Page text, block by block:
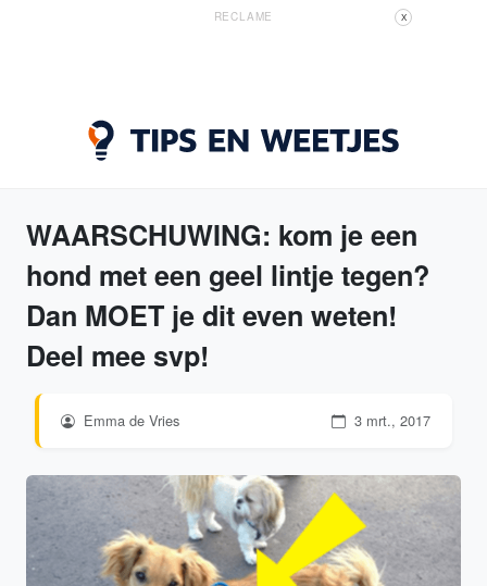
RECLAME X
WAARSCHUWING: kom je een
hond met een geel lintje tegen?
Dan MOET je dit even weten!
Deel mee svp!
Emma de Vries 3 mrt., 2017